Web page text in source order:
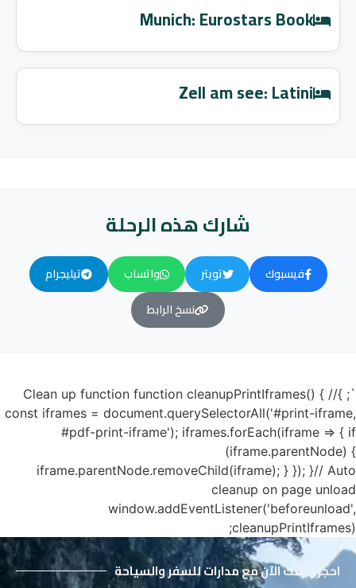
Munich: Eurostars Book
Zell am see: Latini
شارك هذه الرحلة
فيسبوك تويتر واتساب
تيليجرام
نسخ الرابط
`; }// Clean up function function cleanupPrintIframes() {
const iframes = document.querySelectorAll('#print-iframe,
#pdf-print-iframe'); iframes.forEach(iframe => { if
(iframe.parentNode) {
iframe.parentNode.removeChild(iframe); } }); }// Auto
cleanup on page unload
window.addEventListener('beforeunload',
cleanupPrintIframes);
احجز رحلتك الآن مع مدارات للسفر والسياحة